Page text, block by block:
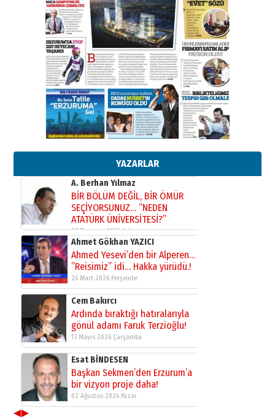
YAZARLAR
BİR BÖLÜM DEĞİL, BİR ÖMÜR
SEÇİYORSUNUZ… “NEDEN
ATATÜRK ÜNİVERSİTESİ?”
28 Temmuz 2026 Salı
Ahmet Gökhan YAZICI
Ahmed Yesevi’den bir Alperen…
”Reisimiz” idi… Hakka yürüdü.!
26 Mart 2026 Perşembe
Cem Bakırcı
Ardında bıraktığı hatıralarıyla
gönül adamı Faruk Terzioğlu!
Esat BİNDESEN
Başkan Sekmen’den Erzurum’a
bir vizyon proje daha!
02 Ağustos 2026 Pazar
Kadir SABUNCUOĞLU
Erzurumspor’un köşe taşları
29 Haziran 2026 Pazartesi
Kenan GÜLERCİ
Murat Şahsuvaroğlu ERKON’da
çıtayı yukarı taşırken,
yönetimdekiler aşağı
çekmemeli!
17 Şubat 2026 SalıOrhan BOZKURT
Bir fotoğraf, bir şehir, bir
gazeteci… Dizginler kimin
elinde?
31 Mart 2026 Salı
A. Berhan Yılmaz
◀▶